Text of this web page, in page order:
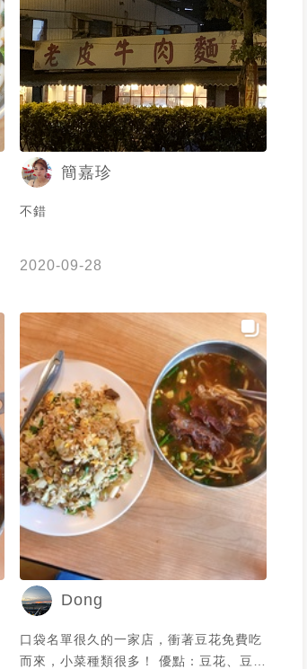
簡嘉珍
不錯
2020-09-28
Dong
口袋名單很久的一家店，衝著豆花免費吃
而來，小菜種類很多！ 優點：豆花、豆漿